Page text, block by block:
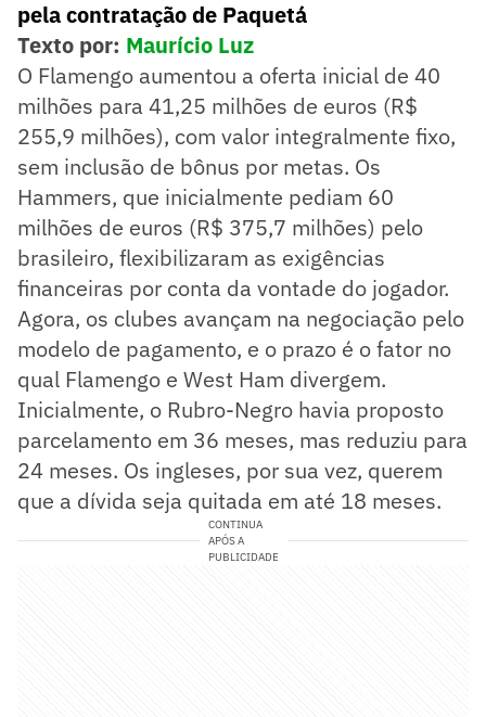
pela contratação de Paquetá
Texto por: Maurício Luz
O Flamengo aumentou a oferta inicial de 40
milhões para 41,25 milhões de euros (R$
255,9 milhões), com valor integralmente fixo,
sem inclusão de bônus por metas. Os
Hammers, que inicialmente pediam 60
milhões de euros (R$ 375,7 milhões) pelo
brasileiro, flexibilizaram as exigências
financeiras por conta da vontade do jogador.
Agora, os clubes avançam na negociação pelo
modelo de pagamento, e o prazo é o fator no
qual Flamengo e West Ham divergem.
Inicialmente, o Rubro-Negro havia proposto
parcelamento em 36 meses, mas reduziu para
24 meses. Os ingleses, por sua vez, querem
que a dívida seja quitada em até 18 meses.
CONTINUA
APÓS A
PUBLICIDADE